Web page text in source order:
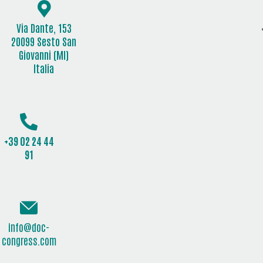
Via Dante, 153
20099 Sesto San
Giovanni (MI)
Italia
+39 02 24 44
91
info@doc-
congress.com